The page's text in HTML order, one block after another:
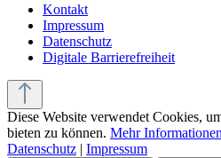
Kontakt
Impressum
Datenschutz
Digitale Barrierefreiheit
Diese Website verwendet Cookies,
bieten zu können. Mehr
Datenschutz | Impressum